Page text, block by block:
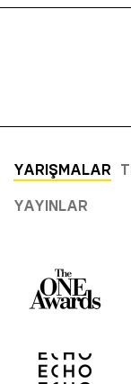
YARIŞMALAR
YAYINLAR